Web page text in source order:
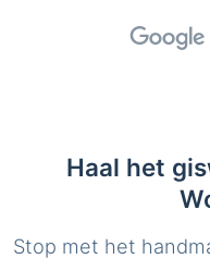
Haal het
Stop met het